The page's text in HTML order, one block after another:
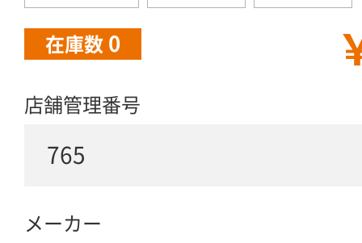
在庫数 0
店舗管理番号
765
メーカー